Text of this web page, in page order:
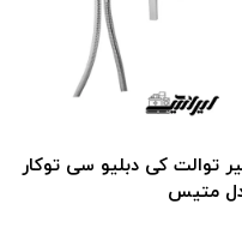
توالت کی دبلیو سی توکار
متیس